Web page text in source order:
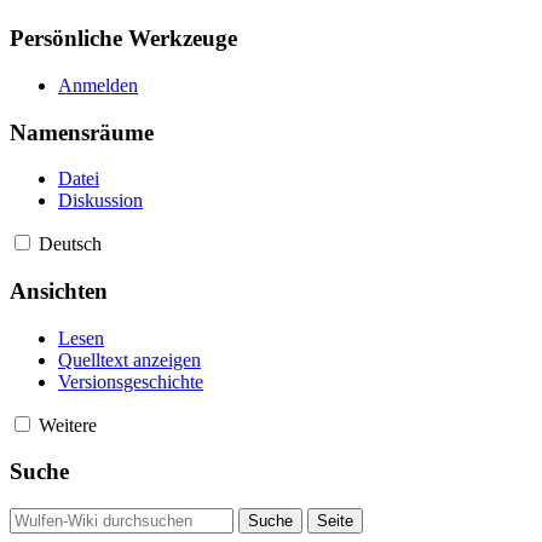
Persönliche Werkzeuge
Anmelden
Namensräume
Datei
Diskussion
Deutsch
Ansichten
Lesen
Quelltext anzeigen
Versionsgeschichte
Weitere
Suche